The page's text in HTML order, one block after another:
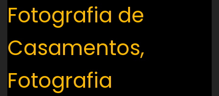
Fotografia de
Casamentos,
Fotografia